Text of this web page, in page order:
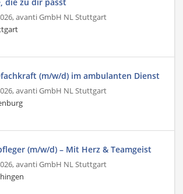
avanti GmbH NL Stuttgart
(m/w/d) im ambulanten Dienst
avanti GmbH NL Stuttgart
(m/w/d) – Mit Herz & Teamgeist
avanti GmbH NL Stuttgart